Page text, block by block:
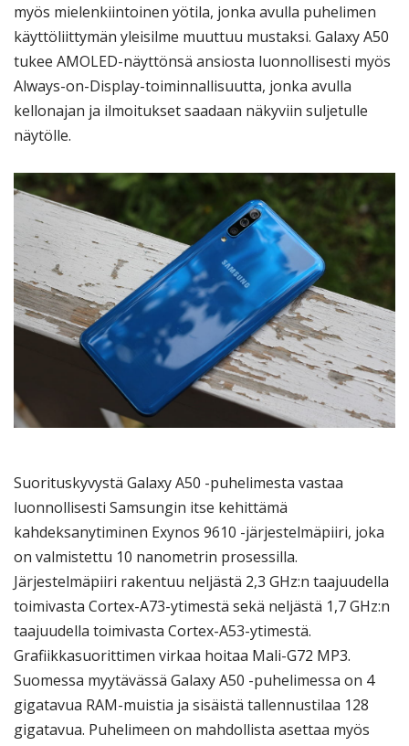
myös mielenkiintoinen yötila, jonka avulla puhelimen
käyttöliittymän yleisilme muuttuu mustaksi. Galaxy A50
tukee AMOLED-näyttönsä ansiosta luonnollisesti myös
Always-on-Display-toiminnallisuutta, jonka avulla
kellonajan ja ilmoitukset saadaan näkyviin suljetulle
näytölle.
Suorituskyvystä Galaxy A50 -puhelimesta vastaa
luonnollisesti Samsungin itse kehittämä
kahdeksanytiminen Exynos 9610 -järjestelmäpiiri, joka
on valmistettu 10 nanometrin prosessilla.
Järjestelmäpiiri rakentuu neljästä 2,3 GHz:n taajuudella
toimivasta Cortex-A73-ytimestä sekä neljästä 1,7 GHz:n
taajuudella toimivasta Cortex-A53-ytimestä.
Grafiikkasuorittimen virkaa hoitaa Mali-G72 MP3.
Suomessa myytävässä Galaxy A50 -puhelimessa on 4
gigatavua RAM-muistia ja sisäistä tallennustilaa 128
gigatavua. Puhelimeen on mahdollista asettaa myös